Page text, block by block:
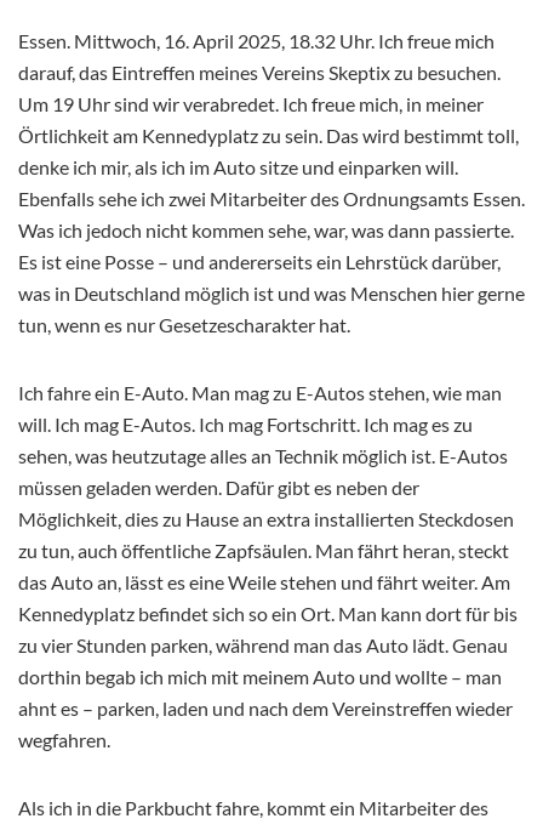
Essen. Mittwoch, 16. April 2025, 18.32 Uhr. Ich freue mich
darauf, das Eintreffen meines Vereins Skeptix zu besuchen.
Um 19 Uhr sind wir verabredet. Ich freue mich, in meiner
Örtlichkeit am Kennedyplatz zu sein. Das wird bestimmt toll,
denke ich mir, als ich im Auto sitze und einparken will.
Ebenfalls sehe ich zwei Mitarbeiter des Ordnungsamts Essen.
Was ich jedoch nicht kommen sehe, war, was dann passierte.
Es ist eine Posse – und andererseits ein Lehrstück darüber,
was in Deutschland möglich ist und was Menschen hier gerne
tun, wenn es nur Gesetzescharakter hat.
Ich fahre ein E-Auto. Man mag zu E-Autos stehen, wie man
will. Ich mag E-Autos. Ich mag Fortschritt. Ich mag es zu
sehen, was heutzutage alles an Technik möglich ist. E-Autos
müssen geladen werden. Dafür gibt es neben der
Möglichkeit, dies zu Hause an extra installierten Steckdosen
zu tun, auch öffentliche Zapfsäulen. Man fährt heran, steckt
das Auto an, lässt es eine Weile stehen und fährt weiter. Am
Kennedyplatz befindet sich so ein Ort. Man kann dort für bis
zu vier Stunden parken, während man das Auto lädt. Genau
dorthin begab ich mich mit meinem Auto und wollte – man
ahnt es – parken, laden und nach dem Vereinstreffen wieder
wegfahren.
Als ich in die Parkbucht fahre, kommt ein Mitarbeiter des